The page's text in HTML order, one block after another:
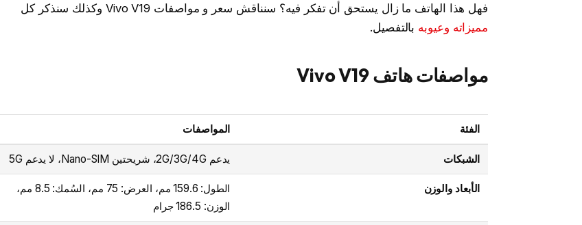
فهل هذا الهاتف ما زال يستحق أن تفكر فيه؟ سنناقش سعر و مواصفات Vivo V19 وكذلك سنذكر كل
مميزاته وعيوبه بالتفصيل.
مواصفات هاتف Vivo V19
الفئة المواصفات
الشبكات يدعم 2G/3G/4G، شريحتين Nano-SIM، لا يدعم 5G
الأبعاد والوزن
الطول: 159.6 مم، العرض: 75 مم، السُمك: 8.5 مم،
الوزن: 186.5 جرام